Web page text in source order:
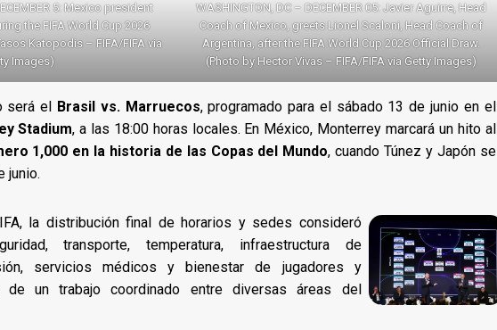
5: Mexico president
the FIFA World Cup 2026
Katopodis – FIFA/FIFA via
Images)
WASHINGTON, DC – DECEMBER 05: Javier Aguirre, Head
Coach of Mexico, greets Lionel Scaloni, Head Coach of
Argentina, after the FIFA World Cup 2026 Official Draw.
(Photo by Hector Vivas – FIFA/FIFA via Getty Images)
será el Brasil vs. Marruecos, programado para el sábado 13 de junio en el
Stadium, a las 18:00 horas locales. En México, Monterrey marcará un hito al
1,000 en la historia de las Copas del Mundo, cuando Túnez y Japón se
junio.
la distribución final de horarios y sedes consideró
transporte, temperatura, infraestructura de
servicios médicos y bienestar de jugadores y
de un trabajo coordinado entre diversas áreas del